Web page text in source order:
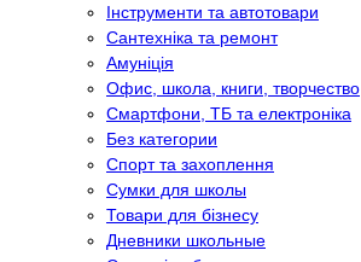
Інструменти та автотовари
Сантехніка та ремонт
Амуніція
Офис, школа, книги, творчество
Смартфони, ТБ та електроніка
Без категории
Спорт та захоплення
Сумки для школы
Товари для бізнесу
Дневники школьные